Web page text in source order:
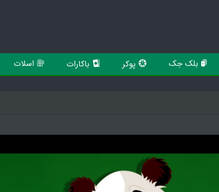
بلک جک پوکر باکارات اسلات